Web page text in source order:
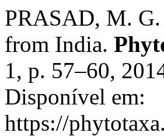
PRASAD, M.
from India.
1, p. 57–60,
Disponível em:
https://